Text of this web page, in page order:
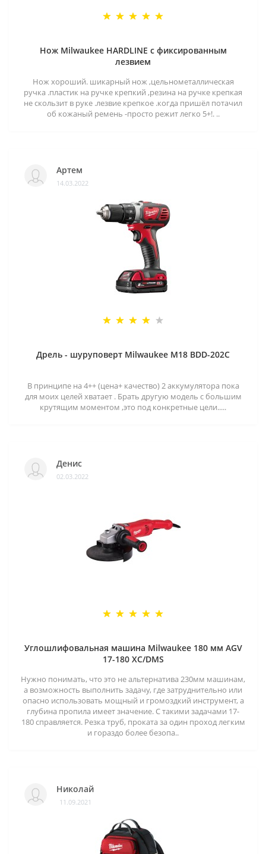
Нож Milwaukee HARDLINE с фиксированным
лезвием
Нож хороший. шикарный нож ,цельнометаллическая
ручка .пластик на ручке крепкий ,резина на ручке крепкая
не скользит в руке .лезвие крепкое .когда пришёл потачил
об кожаный ремень -просто режит легко 5+!. ..
Артем
14.03.2022
Дрель - шуруповерт Milwaukee M18 BDD-202C
В принципе на 4++ (цена+ качество) 2 аккумулятора пока
для моих целей хватает . Брать другую модель с большим
крутящим моментом ,это под конкретные цели.....
Денис
02.03.2022
Углошлифовальная машина Milwaukee 180 мм AGV
17-180 XC/DMS
Нужно понимать, что это не альтернатива 230мм машинам,
а возможность выполнить задачу, где затруднительно или
опасно использовать мощный и громоздкий инструмент, а
глубина пропила имеет значение. С такими задачами 17-
180 справляется. Резка труб, проката за один проход легким
и гораздо более безопа..
Николай
11.09.2021